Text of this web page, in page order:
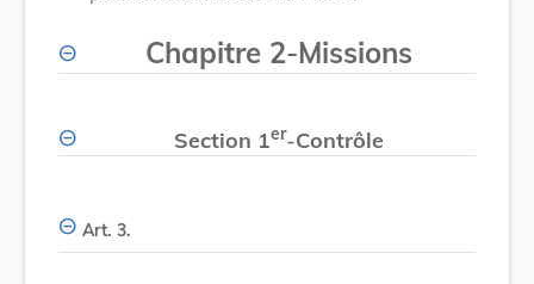
Chapitre 2-Missions
Section 1er-Contrôle
Art. 3.